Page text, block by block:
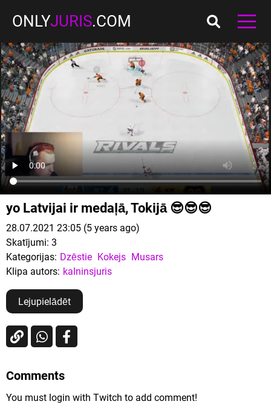
ONLYJURIS.COM
yo Latvijai ir medaļā, Tokijā 😎😎😎
28.07.2021 23:05 (5 years ago)
Skatījumi: 3
Kategorijas: Dzēstie Kokejs Musars
Klipa autors: kalninsjuris
Lejupielādēt
Comments
You must login with Twitch to add comment!